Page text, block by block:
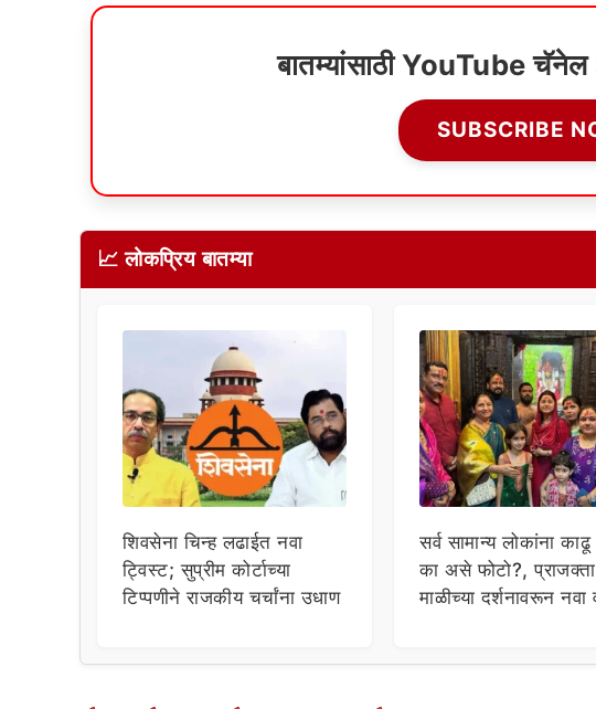
बातम्यांसाठी YouTube
SUBSCRIBE
📈 लोकप्रिय बातम्या
शिवसेना चिन्ह लढाईत नवा
ट्विस्ट; सुप्रीम कोर्टाच्या
टिप्पणीने राजकीय चर्चांना उधाण
सर्व सामान्य लोकांना काढू
का असे फोटो?, प्राजक्ता
माळीच्या दर्शनावरून नवा